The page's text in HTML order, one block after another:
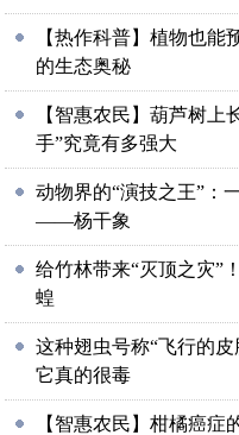
【热作科普】植物也能
的生态奥秘
【智惠农民】葫芦树上
手”究竟有多强大
动物界的“演技之王”：
——杨干象
给竹林带来“灭顶之灾”
蝗
这种翅虫号称“飞行的皮
它真的很毒
【智惠农民】柑橘癌